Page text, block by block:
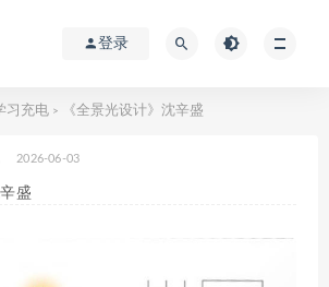
登录
习充电 > 《全景光设计》沈辛盛
2026-06-03
盛